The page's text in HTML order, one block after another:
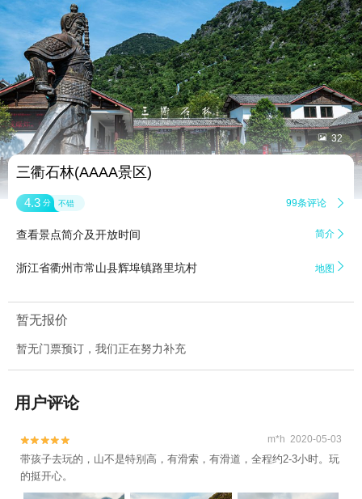
 32
三衢石林(AAAA景区)
4.3 分 不错 99条评论 
查看景点简介及开放时间 简介 
浙江省衢州市常山县辉埠镇路里坑村 地图 
暂无报价
暂无门票预订，我们正在努力补充
用户评论

 m*h 2020-05-03
带孩子去玩的，山不是特别高，有滑索，有滑道，全程约2-3小时。玩
的挺开心。
